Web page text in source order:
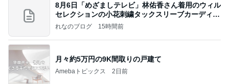
8月6日「めざましテレビ」林佑香さん着用のウィル
セレクションの小花刺繍タックスリーブカーディガ
ン
れなのブログ 15時間前
月々約5万円の9K間取りの戸建て
Amebaトピックス 2日前